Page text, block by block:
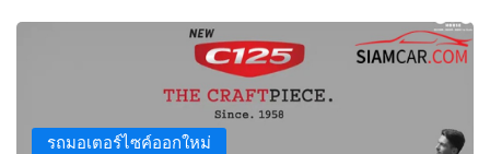
รถมอเตอร์ไซค์ออกใหม่